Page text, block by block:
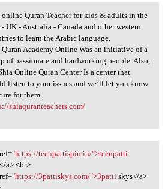
Quran Teacher for
online Quran Teacher for kids & adults in the
- UK - Australia - Canada and other western
to learn the Arabic language.
Quran Academy Online Was an initiative of a
of passionate and hardworking people. Also,
Online Quran Center Is a center that
listen to your issues and we’ll let you know
for them.
shiaquranteachers.com/
https://teenpattispin.in/">teenpatti
a> <br>
https://3pattiskys.com/">3patti skys</a>